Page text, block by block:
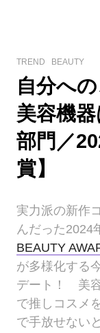
TREND BEAUTY
自分へ
美容機
部門／
賞】
実力派の新作
んだった2024
BEAUTY
が多様化する
デート！ 美
で推しコスメ
で手放せない